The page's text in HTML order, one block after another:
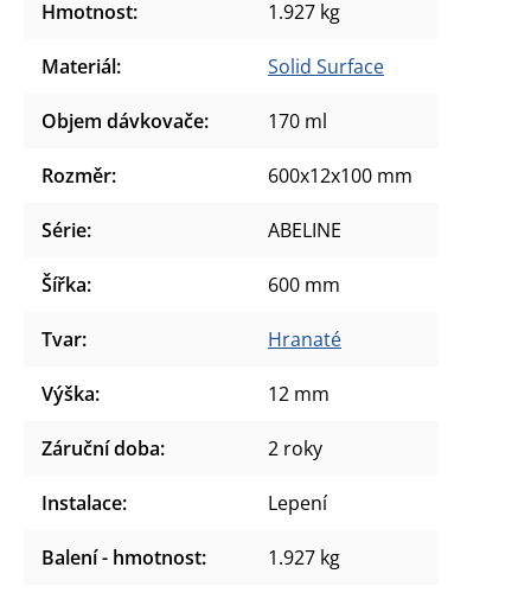
Hmotnost: 1.927 kg
Materiál: Solid Surface
Objem dávkovače: 170 ml
Rozměr: 600x12x100 mm
Série: ABELINE
Šířka: 600 mm
Tvar: Hranaté
Výška: 12 mm
Záruční doba: 2 roky
Instalace: Lepení
Balení - hmotnost: 1.927 kg